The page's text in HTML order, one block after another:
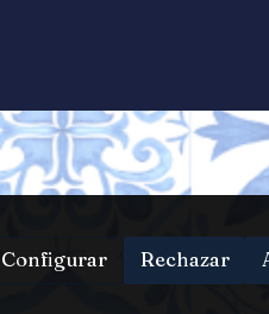
Configurar Rechazar